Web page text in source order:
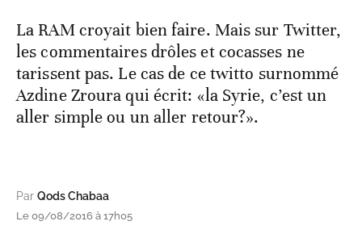
La RAM croyait bien faire. Mais sur Twitter,
les commentaires drôles et cocasses ne
tarissent pas. Le cas de ce twitto surnommé
Azdine Zroura qui écrit: «la Syrie, c’est un
aller simple ou un aller retour?».
Par Qods Chabaa
Le 09/08/2016 à 17h05